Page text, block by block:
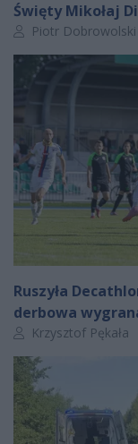
Święty Mikołaj
Autor artykułu:
Piotr Dobrowolski
Ruszyła
derbowa
Autor artykułu:
Krzysztof Pękała